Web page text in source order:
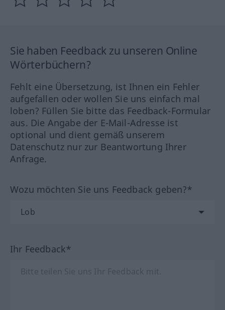
Sie haben Feedback zu unseren Online
Wörterbüchern?
Fehlt eine Übersetzung, ist Ihnen ein Fehler
aufgefallen oder wollen Sie uns einfach mal
loben? Füllen Sie bitte das Feedback-Formular
aus. Die Angabe der E-Mail-Adresse ist
optional und dient gemäß unserem
Datenschutz nur zur Beantwortung Ihrer
Anfrage.
Wozu möchten Sie uns Feedback geben?*
Ihr Feedback*